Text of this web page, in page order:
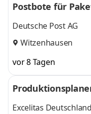
Postbote für
Deutsche Post AG
Witzenhausen
vor 8 Tagen
Excelitas